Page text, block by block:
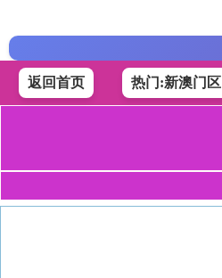
返回首页 热门:新澳门区